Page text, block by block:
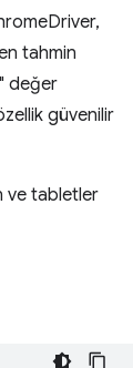
tahmin
değer
güvenilir
ve tabletler